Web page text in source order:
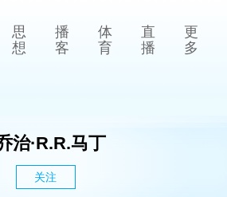
思
想
播
客
体
育
直
播
更
多
治·R.R.马丁
关注